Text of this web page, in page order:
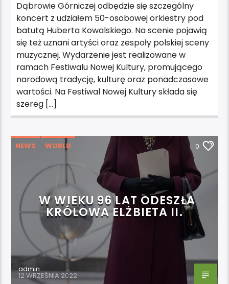
Dąbrowie Górniczej odbędzie się szczególny
koncert z udziałem 50-osobowej orkiestry pod
batutą Huberta Kowalskiego. Na scenie pojawią
się też uznani artyści oraz zespoły polskiej sceny
muzycznej. Wydarzenie jest realizowane w
ramach Festiwalu Nowej Kultury, promującego
narodową tradycję, kulturę oraz ponadczasowe
wartości. Na Festiwal Nowej Kultury składa się
szereg […]
NEWS WORLD 0
W WIEKU 96 LAT ODESZŁA
KRÓLOWA ELŻBIETA II.
admin
12 WRZEŚNIA 2022